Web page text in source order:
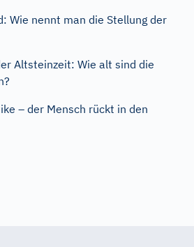
Wie nennt man die Stellung der
Altsteinzeit: Wie alt sind die
– der Mensch rückt in den